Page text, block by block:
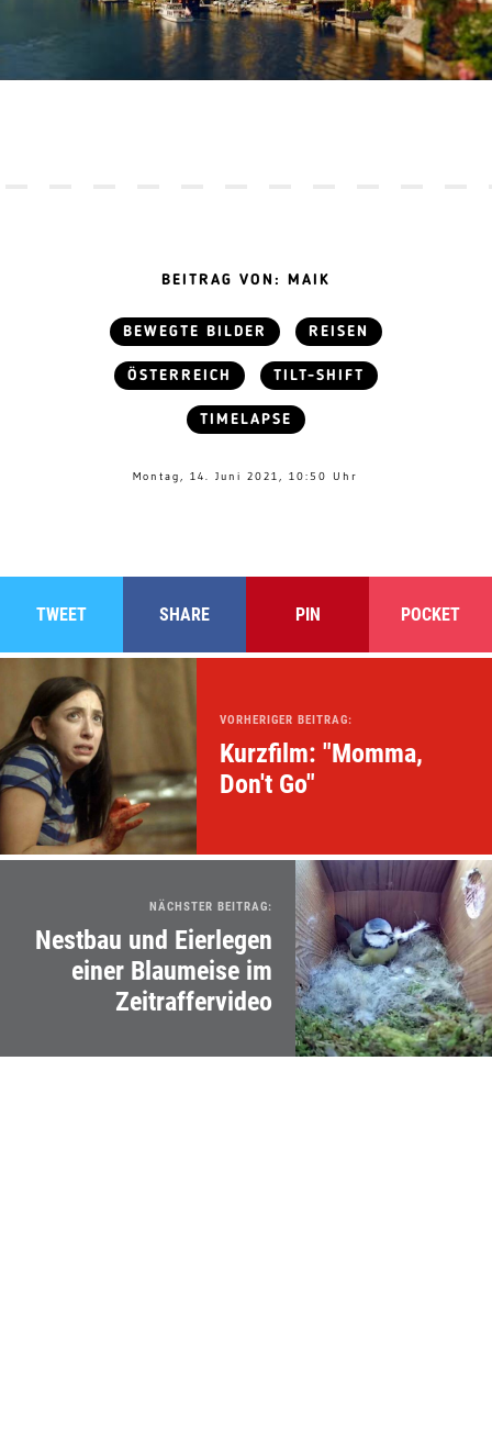
BEITRAG VON: MAIK
BEWEGTE BILDER REISEN
ÖSTERREICH TILT-SHIFT
TIMELAPSE
Montag, 14. Juni 2021, 10:50 Uhr
TWEET SHARE PIN POCKET
VORHERIGER BEITRAG:
Kurzfilm: "Momma,
Don't Go"
NÄCHSTER BEITRAG:
Nestbau und Eierlegen
einer Blaumeise im
Zeitraffervideo